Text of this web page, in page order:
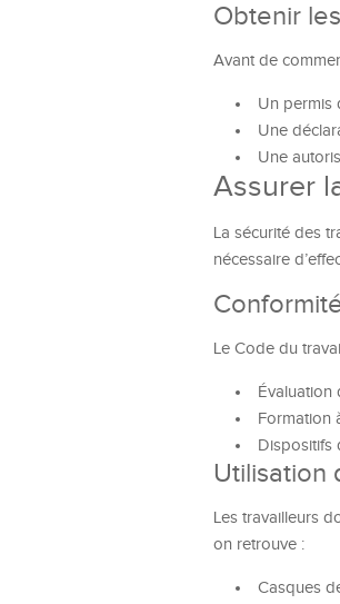
Obtenir
Avant de
Un permis
Une
Une
Assurer
La sécurité des
nécessaire
Le Code du
Évaluation
Formation
Dispositifs
Utilisation
Les travailleurs
on retrouve :
Casques